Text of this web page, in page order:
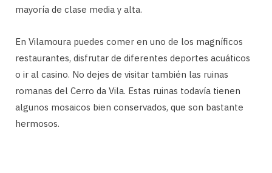
mayoría de clase media y alta.
En Vilamoura puedes comer en uno de los magníficos
restaurantes, disfrutar de diferentes deportes acuáticos
o ir al casino. No dejes de visitar también las ruinas
romanas del Cerro da Vila. Estas ruinas todavía tienen
algunos mosaicos bien conservados, que son bastante
hermosos.